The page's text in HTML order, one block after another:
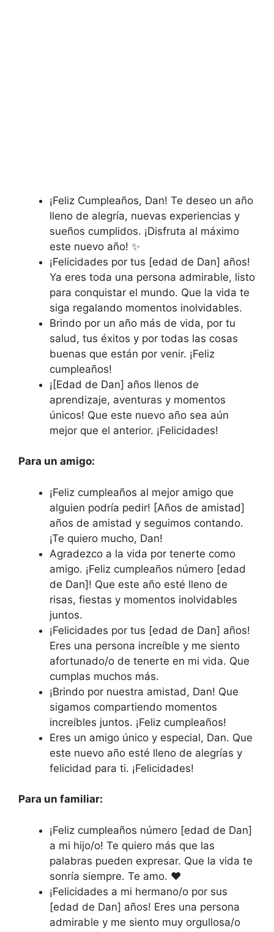
¡Feliz Cumpleaños, Dan! Te deseo un año
lleno de alegría, nuevas experiencias y
sueños cumplidos. ¡Disfruta al máximo
este nuevo año! ✨
¡Felicidades por tus [edad de Dan] años!
Ya eres toda una persona admirable, listo
para conquistar el mundo. Que la vida te
siga regalando momentos inolvidables.
Brindo por un año más de vida, por tu
salud, tus éxitos y por todas las cosas
buenas que están por venir. ¡Feliz
cumpleaños!
¡[Edad de Dan] años llenos de
aprendizaje, aventuras y momentos
únicos! Que este nuevo año sea aún
mejor que el anterior. ¡Felicidades!
Para un amigo:
¡Feliz cumpleaños al mejor amigo que
alguien podría pedir! [Años de amistad]
años de amistad y seguimos contando.
¡Te quiero mucho, Dan!
Agradezco a la vida por tenerte como
amigo. ¡Feliz cumpleaños número [edad
de Dan]! Que este año esté lleno de
risas, fiestas y momentos inolvidables
juntos.
¡Felicidades por tus [edad de Dan] años!
Eres una persona increíble y me siento
afortunado/o de tenerte en mi vida. Que
cumplas muchos más.
¡Brindo por nuestra amistad, Dan! Que
sigamos compartiendo momentos
increíbles juntos. ¡Feliz cumpleaños!
Eres un amigo único y especial, Dan. Que
este nuevo año esté lleno de alegrías y
felicidad para ti. ¡Felicidades!
Para un familiar:
¡Feliz cumpleaños número [edad de Dan]
a mi hijo/o! Te quiero más que las
palabras pueden expresar. Que la vida te
sonría siempre. Te amo. ❤️
¡Felicidades a mi hermano/o por sus
[edad de Dan] años! Eres una persona
admirable y me siento muy orgullosa/o